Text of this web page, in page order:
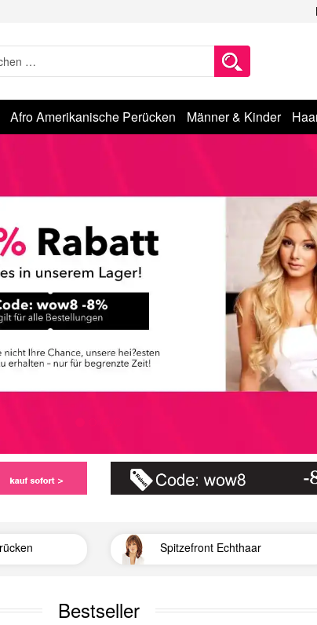
Afro Amerikanische Perücken Männer & Kinder
Spitzefront Echthaar
Bestseller